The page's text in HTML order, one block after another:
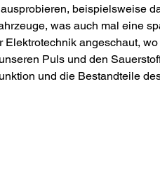
beispielsweise
was auch mal eine
Elektrotechnik angeschaut,
Puls und den
und die Bestandteile